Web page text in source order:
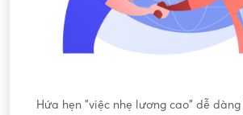
Hứa hẹn "việc nhẹ lương cao" dễ